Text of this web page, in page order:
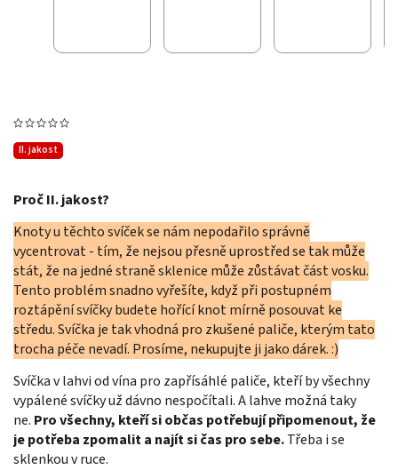
II. jakost
Proč II. jakost?
Knoty u těchto svíček se nám nepodařilo správně
vycentrovat - tím, že nejsou přesně uprostřed se tak může
stát, že na jedné straně sklenice může zůstávat část vosku.
Tento problém snadno vyřešíte, když při postupném
roztápění svíčky budete hořící knot mírně posouvat ke
středu. Svíčka je tak vhodná pro zkušené paliče, kterým tato
trocha péče nevadí. Prosíme, nekupujte ji jako dárek. :)
Svíčka v lahvi od vína pro zapřísáhlé paliče, kteří by všechny
vypálené svíčky už dávno nespočítali. A lahve možná taky
ne. Pro všechny, kteří si občas potřebují připomenout, že
je potřeba zpomalit a najít si čas pro sebe.Třeba i se
sklenkou v ruce.